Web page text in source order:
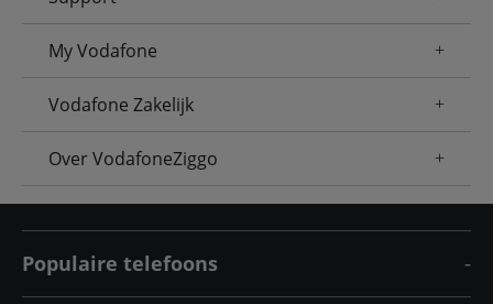
My Vodafone
Vodafone Zakelijk
Over VodafoneZiggo
Populaire telefoons